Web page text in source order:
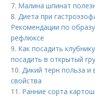
7. Малина шпинат
8.Диета при
Рекомендации по
рефлюксе
9. Как посадить
посадить в открытый
10.Дикий терн польза и
свойства
11. Ранние сорта